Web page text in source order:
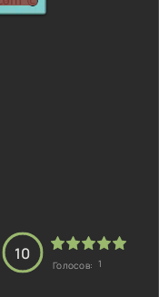
10
Голосов: 1